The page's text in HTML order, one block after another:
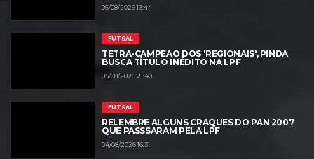
06/08/2026 13:44
FUTSAL
TETRA-CAMPEÃO DOS 'REGIONAIS', PINDA
BUSCA TÍTULO INÉDITO NA LPF
05/08/2026 21:40
FUTSAL
RELEMBRE ALGUNS CRAQUES DO PAN 2007
QUE PASSSARAM PELA LPF
04/08/2026 16:31